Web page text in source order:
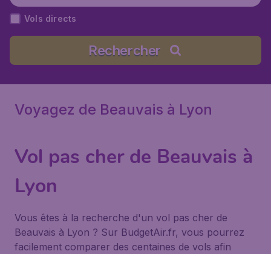
Vols directs
Rechercher
Voyagez de Beauvais à Lyon
Vol pas cher de Beauvais à
Lyon
Vous êtes à la recherche d'un vol pas cher de
Beauvais à Lyon ? Sur BudgetAir.fr, vous pourrez
facilement comparer des centaines de vols afin